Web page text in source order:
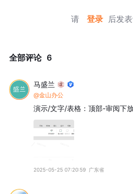
请 登录 后发
全部评论 6
马盛兰
@金山办公
演示/文字/表格：顶部-审阅下
2025-05-25 07:20:59 广东省